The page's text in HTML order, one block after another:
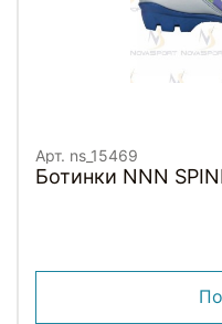
Арт. ns_15469
Ботинки NNN